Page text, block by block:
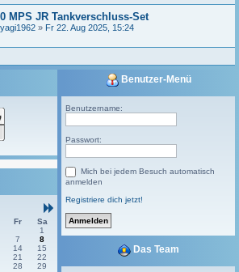
MPS JR Tankverschluss-Set
yagi1962 » Fr 22. Aug 2025, 15:24
Fr
Sa
1
7
8
14
15
21
22
28
29
Benutzer-Menü
Benutzername:
Passwort:
Mich bei jedem Besuch automatisch
anmelden
Registriere dich jetzt!
Das Team